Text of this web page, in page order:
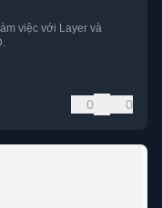
việc với Layer và
0 0